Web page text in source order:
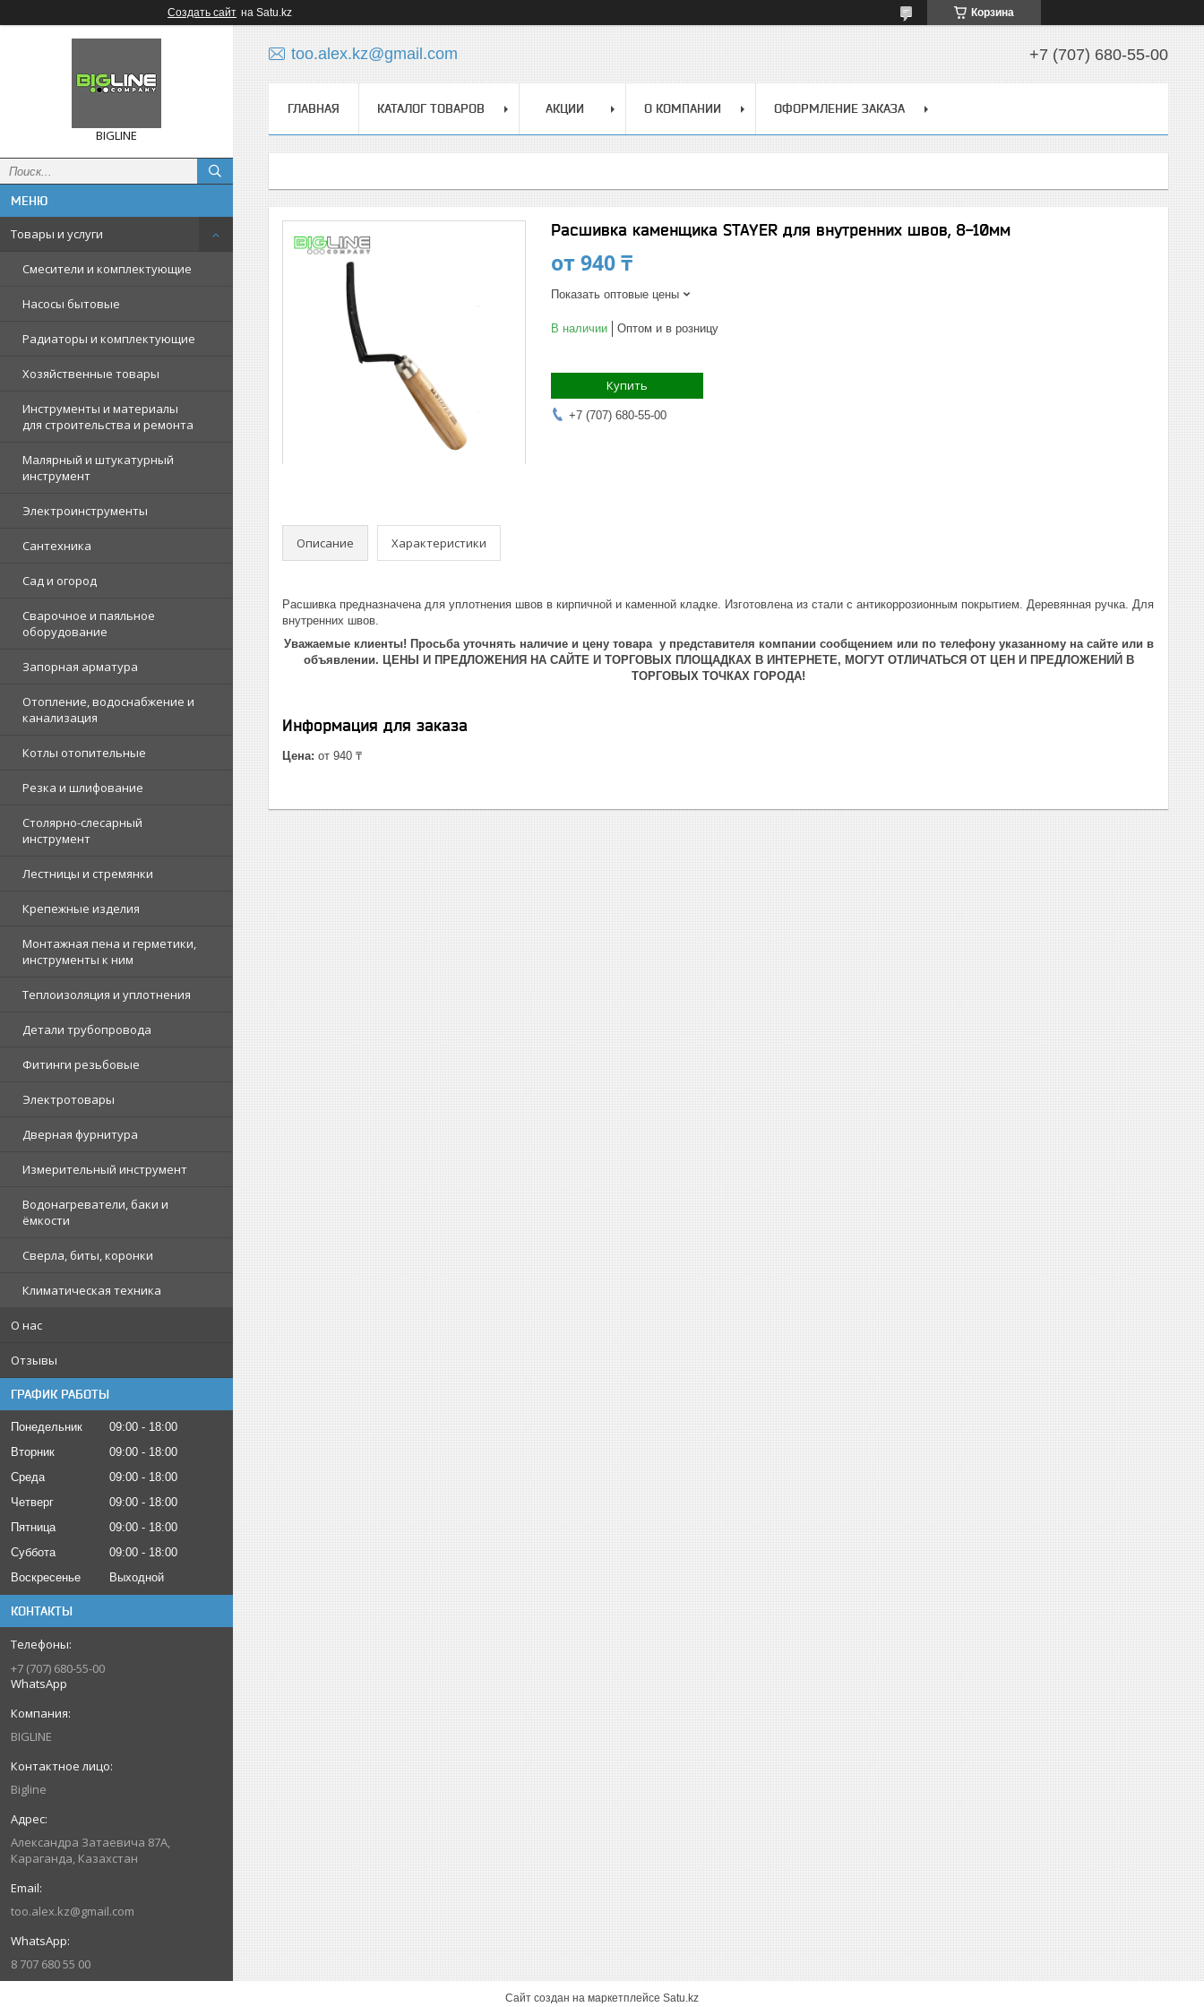
Создать сайт на Satu.kz Корзина
BIGLINE
Товары и услуги
Смесители и комплектующие
Насосы бытовые
Радиаторы и комплектующие
Хозяйственные товары
Инструменты и материалы
для строительства и ремонта
Малярный и штукатурный
инструмент
Электроинструменты
Сантехника
Сад и огород
Сварочное и паяльное
оборудование
Запорная арматура
Отопление, водоснабжение и
канализация
Котлы отопительные
Резка и шлифование
Столярно-слесарный
инструмент
Лестницы и стремянки
Крепежные изделия
Монтажная пена и герметики,
инструменты к ним
Теплоизоляция и уплотнения
Детали трубопровода
Фитинги резьбовые
Электротовары
Дверная фурнитура
Измерительный инструмент
Водонагреватели, баки и
ёмкости
Сверла, биты, коронки
Климатическая техника
О нас
Отзывы
ГРАФИК РАБОТЫ
Понедельник 09:00
18:00
Вторник
09:00
18:00
Среда
09:00
18:00
Четверг
09:00
18:00
Пятница
09:00
18:00
Суббота
09:00
18:00
Воскресенье
Выходной
КОНТАКТЫ
+7 (707) 680-55-00
WhatsApp
BIGLINE
Bigline
Александра Затаевича 87А,
Караганда, Казахстан
too.alex.kz@gmail.com
8 707 680 55 00
too.alex.kz@gmail.com +7 (707) 680-55-00
ГЛАВНАЯ КАТАЛОГ ТОВАРОВ АКЦИИ О КОМПАНИИ ОФОРМЛЕНИЕ ЗАКАЗА
Расшивка каменщика STAYER для внутренних швов, 8-10мм
от940 ₸
Показать оптовые цены
В наличии Оптом и в розницу
Купить
+7 (707) 680-55-00
Описание Характеристики
Расшивка предназначена для уплотнения швов в кирпичной и каменной кладке. Изготовлена из стали с антикоррозионным покрытием. Деревянная ручка. Для
внутренних швов.
Уважаемые клиенты! Просьба уточнять наличие и цену товара у представителя компании сообщением или по телефону указанному на сайте или в
объявлении. ЦЕНЫ И ПРЕДЛОЖЕНИЯ НА САЙТЕ И ТОРГОВЫХ ПЛОЩАДКАХ В ИНТЕРНЕТЕ, МОГУТ ОТЛИЧАТЬСЯ ОТ ЦЕН И ПРЕДЛОЖЕНИЙ В
ТОРГОВЫХ ТОЧКАХ ГОРОДА!
Информация для заказа
Цена: от 940 ₸
Сайт создан на маркетплейсе Satu.kz